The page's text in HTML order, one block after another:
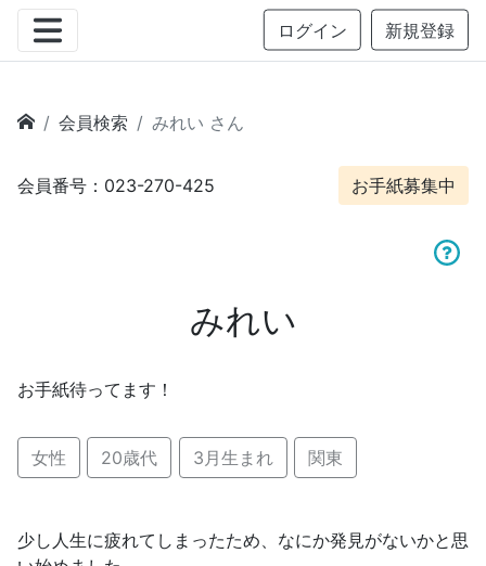
ログイン 新規登録
会員検索 みれい さん
会員番号：023-270-425 お手紙募集中
みれい
お手紙待ってます！
女性 20歳代 3月生まれ 関東
少し人生に疲れてしまったため、なにか発見がないかと思